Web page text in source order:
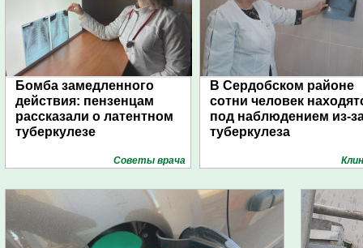
Бомба замедленного
действия: пензенцам
рассказали о латентном
туберкулезе
Советы врача
В Сердобском районе
сотни человек
под наблюдением из-
туберкулеза